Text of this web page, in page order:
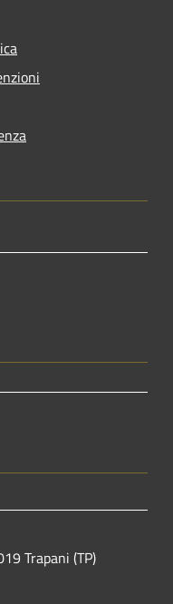
Trapani (TP)